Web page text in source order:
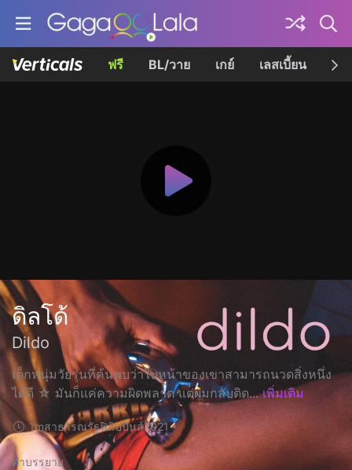
ฟรี BL/วาย เกย์ เลสเบี้ยน เค
ดิลโด้
Dildo
เด็กหนุ่มวัยรุ่นที่ค้นพบว่าใบหน้าของเขาสามารถนวดสิ่งหนึ่ง
ได้ดี ☆ มันก็แค่ความผิดพลาด แต่ผมกลับติด... เพิ่มเติม
1mสาธารณรัฐฟิลิปปินส์2021
คำบรรยาย